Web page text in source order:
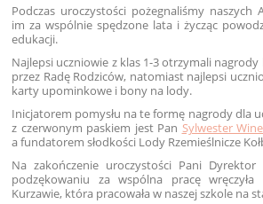
Podczas uroczystości pożegnaliśmy naszych
im za wspólnie spędzone lata i życząc
edukacji.
Najlepsi uczniowie z klas 1-3 otrzymali
przez Radę Rodziców, natomiast najlepsi
karty upominkowe i bony na lody.
Inicjatorem pomysłu na te formę nagrody dla
z czerwonym paskiem jest Pan Sylwester
a fundatorem słodkości Lody Rzemieślnicze
Na zakończenie uroczystości Pani Dyrektor
podzękowaniu za wspólna pracę
Kurzawie, która pracowała w naszej szkole na